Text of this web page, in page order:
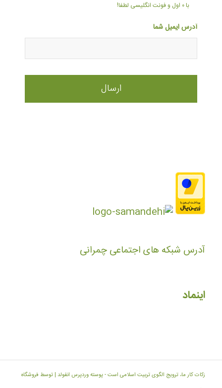
با ۰ اول و فونت انگلیسی لطفا!
آدرس ایمیل شما
آدرس شبکه های اجتماعی چمرانی
اینماد
زکات کار ما، ترویج الگوی تربیت اسلامی است -پوسته وردپرس انفولد | توسط فروشگاه